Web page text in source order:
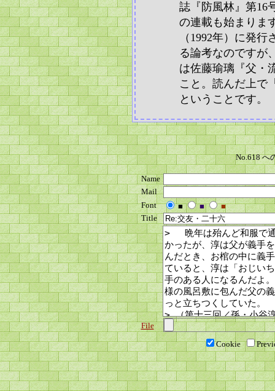
誌『防風林』第16
の連載も始まりま
（1992年）に発
る論考なのですが
は佐藤瑜璃『父・
こと。読んだ上で
ということです。
No.618 へ
Name
Mail
Font
■ ■
■
Title
File
Cookie